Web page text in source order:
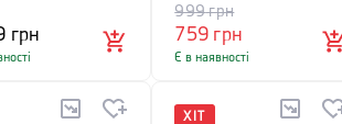
грн 759 грн
999грн
Є в наявності
ХІТ